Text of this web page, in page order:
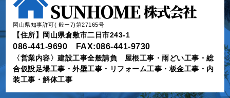
岡山県知事許可( 般ー7)第27165号
【住所】岡山県倉敷市二日市243-1
086-441-9690 FAX:086-441-9730
〈営業内容〉建設工事全般請負 屋根工事・雨どい工事・総
合仮設足場工事・外壁工事・リフォーム工事・板金工事・内
装工事・解体工事